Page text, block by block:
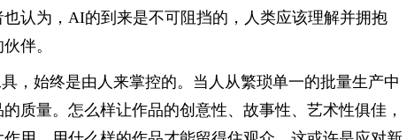
认为，AI的到来是不可阻挡的，人类应该理解并拥抱
伴。
，始终是由人来掌控的。当人从繁琐单一的批量生产中
质量。怎么样让作品的创意性、故事性、艺术性俱佳，